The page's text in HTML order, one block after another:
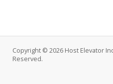
Copyright © 2026 Host Elevator
Reserved.